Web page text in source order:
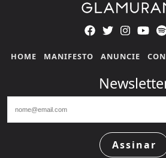
HOME MANIFESTO ANUNCIE